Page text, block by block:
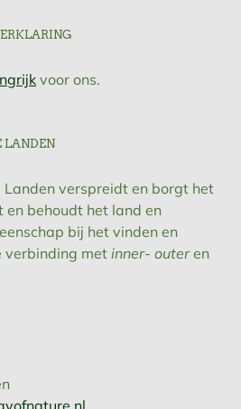
voor ons.
LANDEN
verspreidt en borgt het
behoudt het land en
bij het vinden en
verbinding met inner- outeren